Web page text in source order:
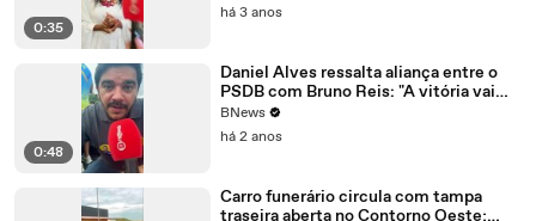
0:35
há 3 anos
0:48
Daniel Alves ressalta aliança entre o
PSDB com Bruno Reis: "A vitória vai
vim para todos nós no dia 6"
BNews
há 2 anos
Carro funerário circula com tampa
traseira aberta no Contorno Oeste;